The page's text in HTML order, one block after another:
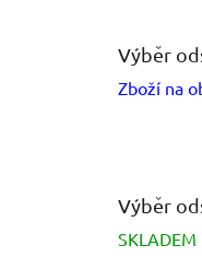
Výběr
Zboží na
Výběr
SKLADEM